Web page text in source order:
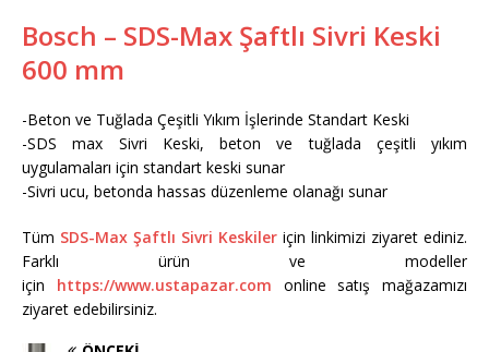
Bosch – SDS-Max Şaftlı Sivri Keski
600 mm
-Beton ve Tuğlada Çeşitli Yıkım İşlerinde Standart Keski
-SDS max Sivri Keski, beton ve tuğlada çeşitli yıkım
uygulamaları için standart keski sunar
-Sivri ucu, betonda hassas düzenleme olanağı sunar
Tüm SDS-Max Şaftlı Sivri Keskiler için linkimizi ziyaret ediniz.
Farklı ürün ve modeller
için https://www.ustapazar.com online satış mağazamızı
ziyaret edebilirsiniz.